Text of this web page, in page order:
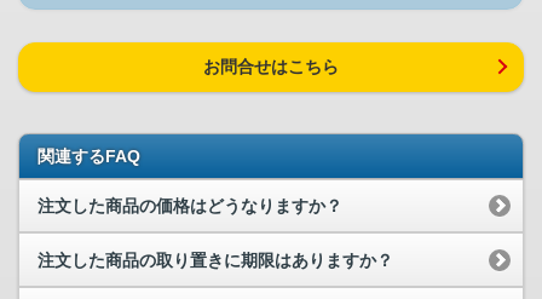
お問合せはこちら
関連するFAQ
注文した商品の価格はどうなりますか？
注文した商品の取り置きに期限はありますか？